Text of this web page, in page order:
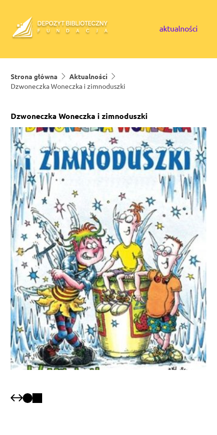
aktualności
Strona główna
Aktualności
Dzwoneczka Woneczka i zimnoduszki
Dzwoneczka Woneczka i zimnoduszki